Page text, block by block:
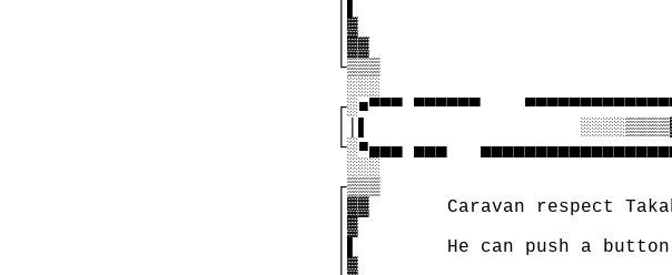
  │▓
  │▓▓
  └▒▒▒
   ░░░
┌░■▀▀▀ ▀▀▀▀▀▀
││▌
└░■▄▄▄ ▄▄▄
   ░░░
  ┌▒▒▒
│▓▓       Caravan respect
  │▓
│▌        He can push a
  │▓